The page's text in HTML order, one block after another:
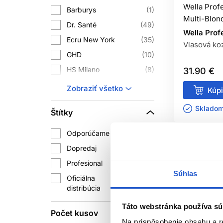
Súhlas
Táto webstránka používa
SÚ
Niektoré farby na vlasy sa dajú
zosvetľovaní, veľkej zmene farby
postup
POTREBUJEM
Nie je to nevyhnutné, ale produkty
produkty zodpovedali typu vlasov a
Barburys
1
Dr. Santé
49
Ecru New York
35
GHD
10
HS Milano
8
CHI
Inebrya
190
Keratin Recode
10
L'Oréal Professionnel
Londa Professional
Matrix
367
Nioxin
Ref Stockholm
66
Reuzel
42
Sebastian Professional
11
Zobraziť všetko
Štítky
Odporúčame
Dopredaj
Profesional
203
Oficiálna
distribúcia
Počet kusov
Wella
Multi-
Wella
Vlasová
31.90 €
Skladom